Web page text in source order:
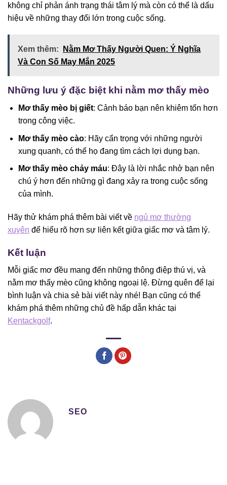
không chỉ phản ánh trạng thái tâm lý mà còn có thể là dấu
hiệu về những thay đổi lớn trong cuộc sống.
Xem thêm:
Nằm Mơ Thấy Người Quen: Ý Nghĩa
Và Con Số May Mắn 2025
Những lưu ý đặc biệt khi nằm mơ thấy mèo
Mơ thấy mèo bị giết: Cảnh báo bạn nên khiêm tốn hơn
trong công việc.
Mơ thấy mèo cào: Hãy cẩn trọng với những người
xung quanh, có thể họ đang tìm cách lợi dụng bạn.
Mơ thấy mèo chảy máu: Đây là lời nhắc nhở bạn nên
chú ý hơn đến những gì đang xảy ra trong cuộc sống
của mình.
Hãy thử khám phá thêm bài viết về ngủ mơ thường
xuyên để hiểu rõ hơn sự liên kết giữa giấc mơ và tâm lý.
Kết luận
Mỗi giấc mơ đều mang đến những thông điệp thú vị, và
nằm mơ thấy mèo cũng không ngoại lệ. Đừng quên để lại
bình luận và chia sẻ bài viết này nhé! Bạn cũng có thể
khám phá thêm những chủ đề hấp dẫn khác tại
Kentackgolf.
SEO